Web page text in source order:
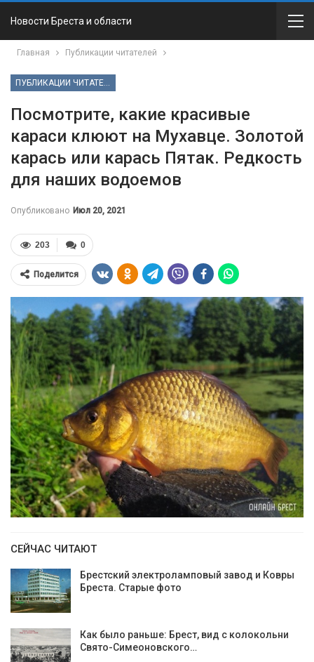
Новости Бреста и области
Главная Публикации читателей
ПУБЛИКАЦИИ ЧИТАТЕЛЕЙ
Посмотрите, какие красивые
караси клюют на Мухавце. Золотой
карась или карась Пятак. Редкость
для наших водоемов
Опубликовано Июл 20, 2021
0
203
Поделится
СЕЙЧАС ЧИТАЮТ
Брестский электроламповый завод и Ковры
Бреста. Старые фото
Как было раньше: Брест, вид с колокольни
Cвято-Симеоновского…